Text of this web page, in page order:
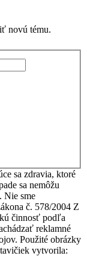
novú tému.
sa zdravia, ktoré
sa nemôžu
Nie sme
č. 578/2004 Z
činnosť podľa
reklamné
Použité obrázky
vytvorila: